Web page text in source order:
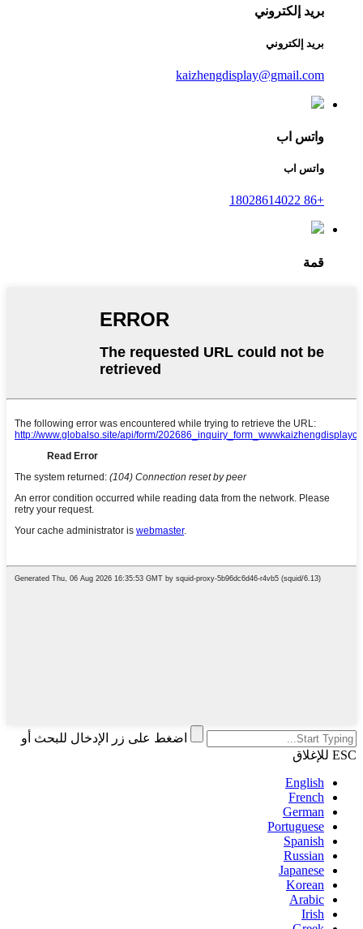
بريد إلكتروني
بريد إلكتروني
kaizhengdisplay@gmail.com
واتس اب
واتس اب
+86 18028614022
قمة
اضغط على زر الإدخال للبحث أو
ESC للإغلاق
English
French
German
Portuguese
Spanish
Russian
Japanese
Korean
Arabic
Irish